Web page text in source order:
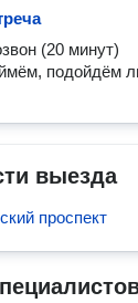
(20 минут)
подойдём
выезда
проспект